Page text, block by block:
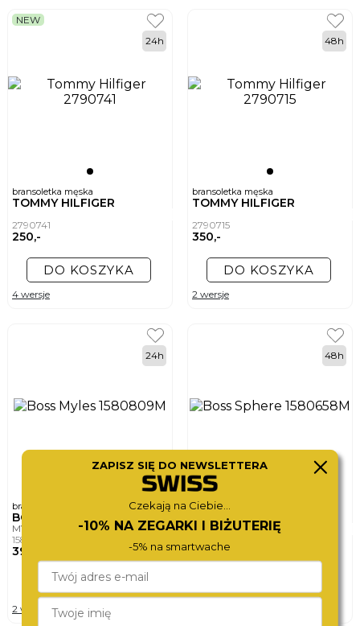
bransoletka męska
TOMMY HILFIGER
2790741
250,-
NEW
24h
DO KOSZYKA
4 wersje
bransoletka męska
TOMMY HILFIGER
2790715
350,-
48h
DO KOSZYKA
2 wersje
bransoletka męska
BOSS
MYLES
1580809M
390,-
24h
DO KOSZYKA
2 wersje
bransoletka męska
BOSS
SPHERE
450,-
48h
ZAPISZ SIĘ DO NEWSLETTERA
Czekają na Ciebie...
-10% NA ZEGARKI I BIŻUTERIĘ
-5% na smartwache